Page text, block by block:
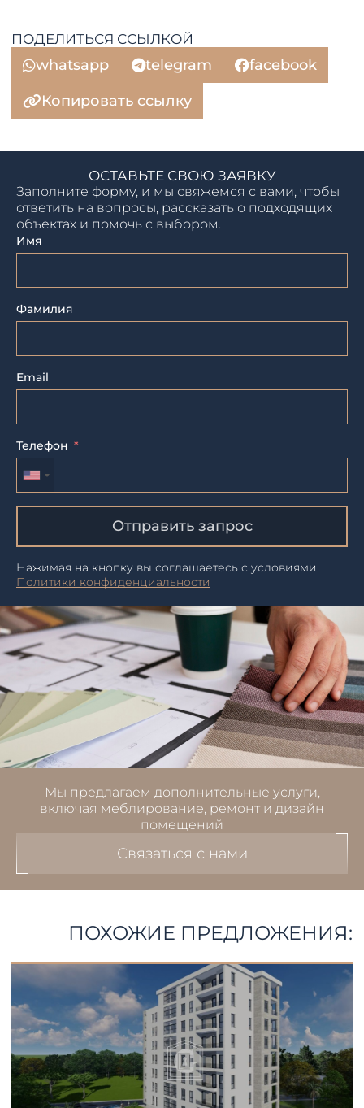
ПОДЕЛИТЬСЯ ССЫЛКОЙ
whatsapp telegram
facebook
Копировать ссылку
ОСТАВЬТЕ СВОЮ ЗАЯВКУ
Заполните форму, и мы свяжемся с вами, чтобы
ответить на вопросы, рассказать о подходящих
объектах и помочь с выбором.
Имя
Фамилия
Email
Телефон
Отправить запрос
Нажимая на кнопку вы соглашаетесь с условиями
Политики конфиденциальности
Мы предлагаем дополнительные услуги,
включая меблирование, ремонт и дизайн
помещений
Связаться с нами
ПОХОЖИЕ ПРЕДЛОЖЕНИЯ: